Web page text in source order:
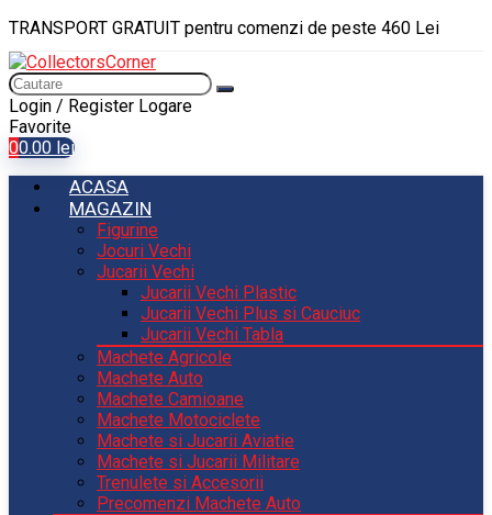
TRANSPORT GRATUIT pentru comenzi de peste 460 Lei
Login / Register Logare
Favorite
00.00 lei
ACASA
MAGAZIN
Figurine
Jocuri Vechi
Jucarii Vechi
Jucarii Vechi Plastic
Jucarii Vechi Plus si Cauciuc
Jucarii Vechi Tabla
Machete Agricole
Machete Auto
Machete Camioane
Machete Motociclete
Machete si Jucarii Aviatie
Machete si Jucarii Militare
Trenulete si Accesorii
Precomenzi Machete Auto